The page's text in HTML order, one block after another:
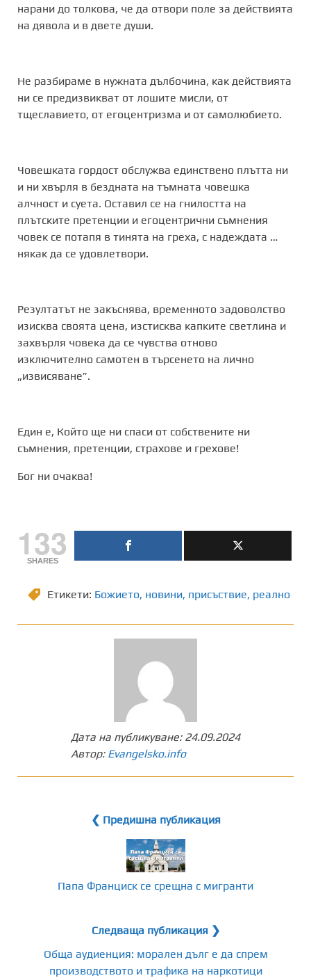
нарани до толкова, че да отвори поле за действията
на дявола и в двете души.
Не разбираме в нужната дълбочина, как действията
ни се предизвикват от лошите мисли, от
тщеславието, от егоцентризма и от самолюбието.
Човешката гордост обслужва единствено плътта ни
и ни хвърля в бездната на тъмната човешка
алчност и суета. Оставил се на гнилостта на
плътските претенции и егоцентрични съмнения
човек се потапя в тинята на греха, с надеждата …
някак да се удовлетвори.
Резултатът не закъснява, временното задоволство
изисква своята цена, изстисква капките светлина и
захвърля човека да се чувства отново
изключително самотен в търсенето на лично
„извисяване”.
Един е, Който ще ни спаси от собствените ни
съмнения, претенции, страхове и грехове!
Бог ни очаква!
133
SHARES
Етикети: Божието, новини, присъствие, реално
Дата на публикуване: 24.09.2024
Автор: Evangelsko.info
❮ Предишна публикация
Папа Франциск се срещна с мигранти
Следваща публикация ❯
Обща аудиенция: морален дълг е да спрем
производството и трафика на наркотици